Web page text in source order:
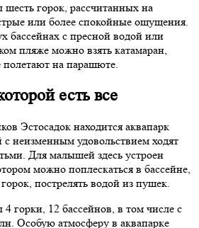
горок, рассчитанных на
или более спокойные ощущения.
бассейнах с пресной водой или
пляже можно взять катамаран,
полетают на парашюте.
есть все
Эстосадок находится аквапарк
неизменным удовольствием ходят
Для малышей здесь устроен
можно поплескаться в бассейне,
пострелять водой из пушек.
горки, 12 бассейнов, в том числе с
Особую атмосферу в аквапарке